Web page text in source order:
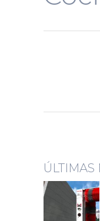
ÚLTIMAS